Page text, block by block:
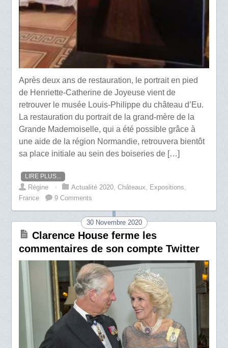
Après deux ans de restauration, le portrait en pied
de Henriette-Catherine de Joyeuse vient de
retrouver le musée Louis-Philippe du château d’Eu.
La restauration du portrait de la grand-mère de la
Grande Mademoiselle, qui a été possible grâce à
une aide de la région Normandie, retrouvera bientôt
sa place initiale au sein des boiseries de […]
LIRE PLUS...
Régine ⋅ Actualité 2020 ,Châteaux Expositions
France
9 Comments
30 Novembre 2020
Clarence House ferme les
commentaires de son compte Twitter